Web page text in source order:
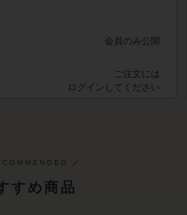
会員のみ公開
ご注文には
ログイン してください
すめ商品